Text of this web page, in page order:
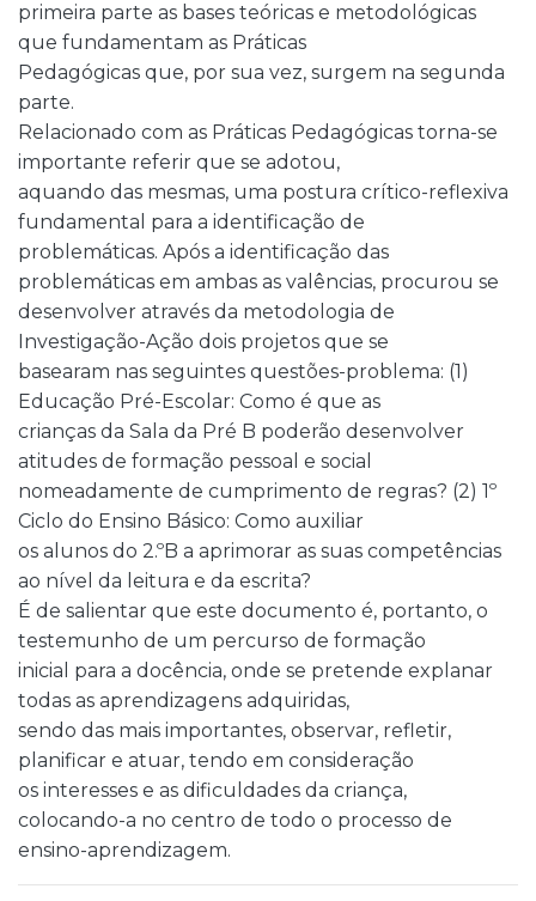
primeira parte as bases teóricas e metodológicas
que fundamentam as Práticas
Pedagógicas que, por sua vez, surgem na segunda
parte.
Relacionado com as Práticas Pedagógicas torna-se
importante referir que se adotou,
aquando das mesmas, uma postura crítico-reflexiva
fundamental para a identificação de
problemáticas. Após a identificação das
problemáticas em ambas as valências, procurou se
desenvolver através da metodologia de
Investigação-Ação dois projetos que se
basearam nas seguintes questões-problema: (1)
Educação Pré-Escolar: Como é que as
crianças da Sala da Pré B poderão desenvolver
atitudes de formação pessoal e social
nomeadamente de cumprimento de regras? (2) 1º
Ciclo do Ensino Básico: Como auxiliar
os alunos do 2.ºB a aprimorar as suas competências
ao nível da leitura e da escrita?
É de salientar que este documento é, portanto, o
testemunho de um percurso de formação
inicial para a docência, onde se pretende explanar
todas as aprendizagens adquiridas,
sendo das mais importantes, observar, refletir,
planificar e atuar, tendo em consideração
os interesses e as dificuldades da criança,
colocando-a no centro de todo o processo de
ensino-aprendizagem.